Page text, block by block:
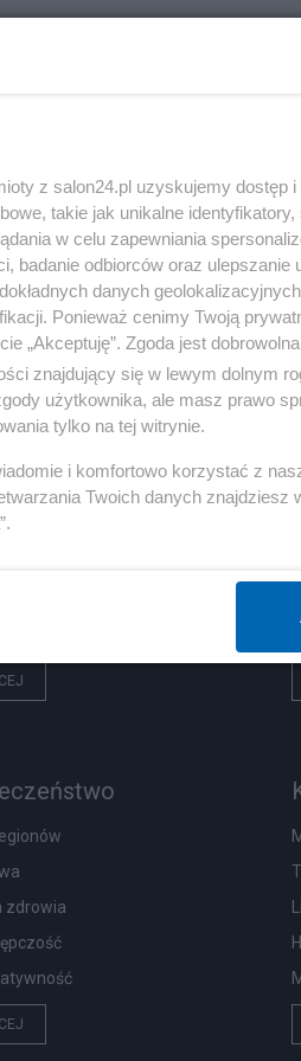
zdrowia
z salon24.pl uzyskujemy dostęp
takie jak unikalne identyfikatory,
w celu zapewniania
odbiorców oraz ulepszanie
danych
Ponieważ cenimy Twoją
„Akceptuję”. Zgoda jest
znajdujący się w lewym dolnym
użytkownika, ale masz prawo
tylko na tej witrynie.
i komfortowo korzystać z
Twoich danych znajdziesz